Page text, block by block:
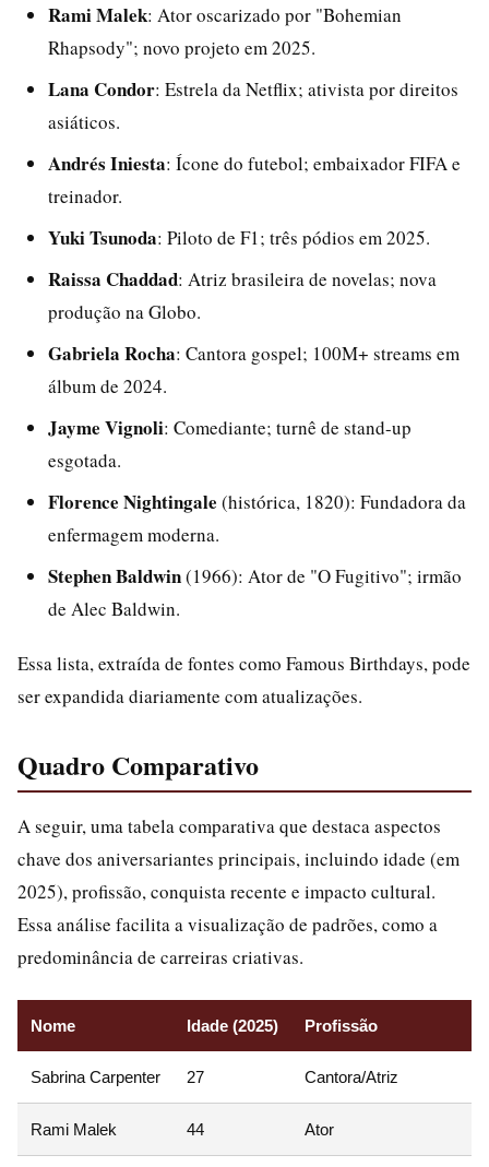
Rami Malek: Ator oscarizado por "Bohemian
Rhapsody"; novo projeto em 2025.
Lana Condor: Estrela da Netflix; ativista por direitos
asiáticos.
Andrés Iniesta: Ícone do futebol; embaixador FIFA e
treinador.
Yuki Tsunoda: Piloto de F1; três pódios em 2025.
Raissa Chaddad: Atriz brasileira de novelas; nova
produção na Globo.
Gabriela Rocha: Cantora gospel; 100M+ streams em
álbum de 2024.
Jayme Vignoli: Comediante; turnê de stand-up
esgotada.
Florence Nightingale (histórica, 1820): Fundadora da
enfermagem moderna.
Stephen Baldwin(1966): Ator de "O Fugitivo"; irmão
de Alec Baldwin.
Essa lista, extraída de fontes como Famous Birthdays, pode
ser expandida diariamente com atualizações.
Quadro Comparativo
A seguir, uma tabela comparativa que destaca aspectos
chave dos aniversariantes principais, incluindo idade (em
2025), profissão, conquista recente e impacto cultural.
Essa análise facilita a visualização de padrões, como a
predominância de carreiras criativas.
Nome Idade (2025) Profissão
Sabrina Carpenter 27 Cantora/Atriz
Rami Malek 44 Ator